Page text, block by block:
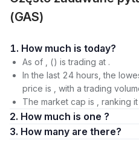
(GAS)
1. How much is today?
As of , () is trading at .
In the last 24 hours, the
price is , with a trading
The market cap is , ranking
2. How much is one ?
3. How many are there?